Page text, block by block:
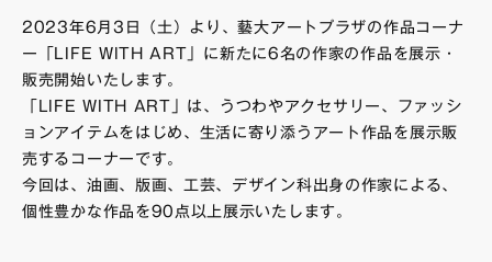
2023年6月3日（土）より、藝大アートプラザの作品コーナ
ー「LIFE WITH ART」に新たに6名の作家の作品を展示・
販売開始いたします。
「LIFE WITH ART」は、うつわやアクセサリー、ファッシ
ョンアイテムをはじめ、生活に寄り添うアート作品を展示販
売するコーナーです。
今回は、油画、版画、工芸、デザイン科出身の作家による、
個性豊かな作品を90点以上展示いたします。